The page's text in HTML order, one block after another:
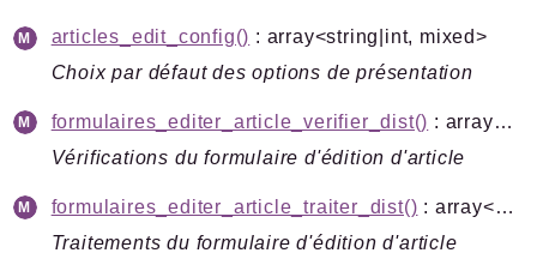
articles_edit_config() : array<string|int, mixed>
Choix par défaut des options de présentation
formulaires_editer_article_verifier_dist()
: array<string|int, mixed>
Vérifications du formulaire d'édition d'article
formulaires_editer_article_traiter_dist()
: array<string|int, mixed>
Traitements du formulaire d'édition d'article